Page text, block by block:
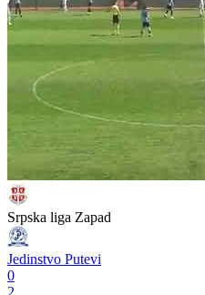
Srpska liga Zapad
Jedinstvo Putevi
0
2